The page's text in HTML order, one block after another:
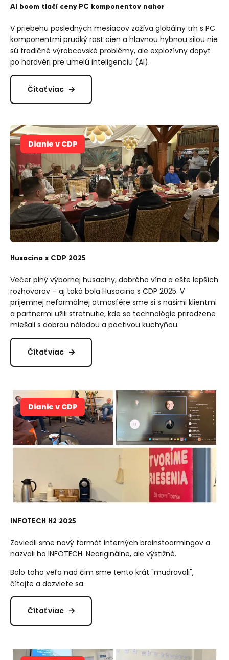
AI boom tlačí ceny PC komponentov nahor
V priebehu posledných mesiacov zažíva globálny trh s PC
komponentmi prudký rast cien a hlavnou hybnou silou nie
sú tradičné výrobcovské problémy, ale explozívny dopyt
po hardvéri pre umelú inteligenciu (AI).
Čítať viac
Dianie v CDP
Husacina s CDP 2025
Večer plný výbornej husaciny, dobrého vína a ešte lepších
rozhovorov – aj taká bola Husacina s CDP 2025. V
príjemnej neformálnej atmosfére sme si s našimi klientmi
a partnermi užili stretnutie, kde sa technológie prirodzene
miešali s dobrou náladou a poctivou kuchyňou.
Čítať viac
Dianie v CDP
INFOTECH H2 2025
Zaviedli sme nový formát interných brainstoarmingov a
nazvali ho INFOTECH. Neoriginálne, ale výstižné.
Bolo toho veľa nad čim sme tento krát "mudrovali",
čítajte a dozviete sa.
Čítať viac